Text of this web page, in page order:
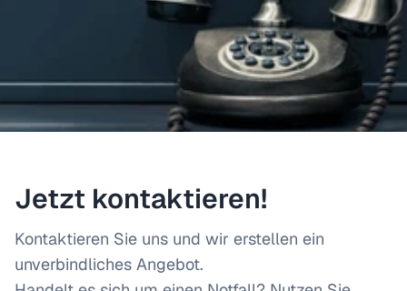
Jetzt kontaktieren!
Kontaktieren Sie uns und wir erstellen ein
unverbindliches Angebot.